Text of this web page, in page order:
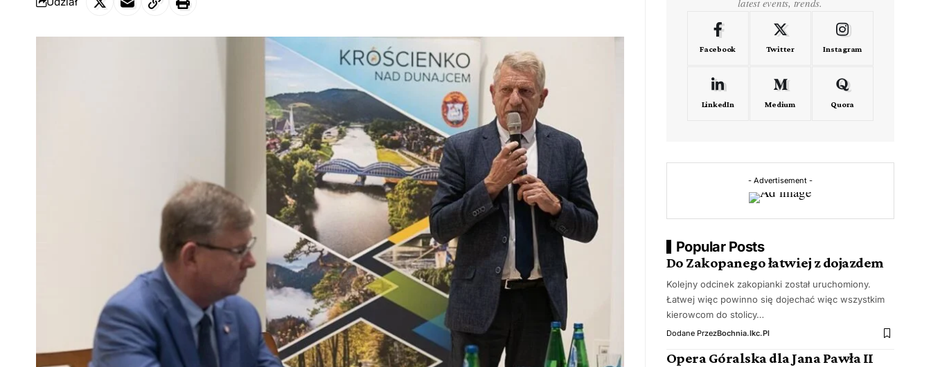
latest events, trends.
Facebook Twitter Instagram
LinkedIn Medium Quora
- Advertisement -
Popular Posts
Do Zakopanego łatwiej z dojazdem
Kolejny odcinek zakopianki został uruchomiony.
Łatwej więc powinno się dojechać więc wszystkim
kierowcom do stolicy…
Dodane PrzezBochnia.ikc.pl
Opera Góralska dla Jana Pawła II